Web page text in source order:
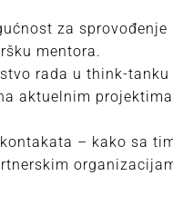
za
mentora.
rada u think-
aktuelnim
– kako sa